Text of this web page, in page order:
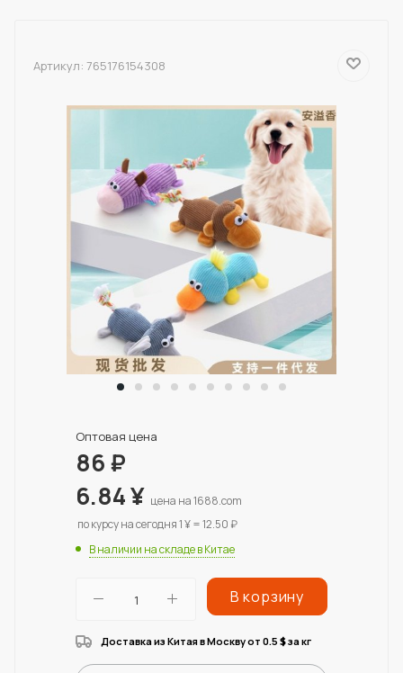
Артикул: 765176154308
Оптовая цена
86₽
6.84¥ цена на 1688.com
по курсу на сегодня 1 ¥ = 12.50 ₽
В наличии на складе в Китае
В корзину
Доставка из Китая в Москву от 0.5 $за кг